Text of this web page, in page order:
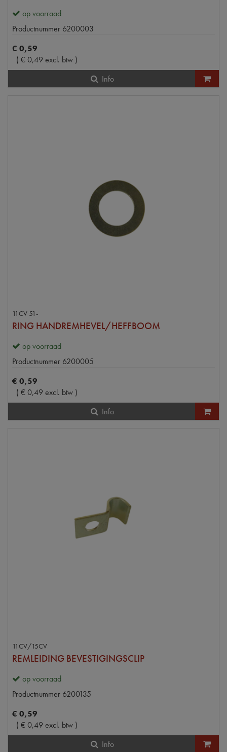
op voorraad
Productnummer 6200003
€ 0,59
( €0,49 excl. btw )
Info
11CV 51-
RING HANDREMHEVEL/HEFFBOOM
op voorraad
Productnummer 6200005
€ 0,59
( €0,49 excl. btw )
Info
11CV/15CV
REMLEIDING BEVESTIGINGSCLIP
op voorraad
Productnummer 6200135
€ 0,59
( €0,49 excl. btw )
Info